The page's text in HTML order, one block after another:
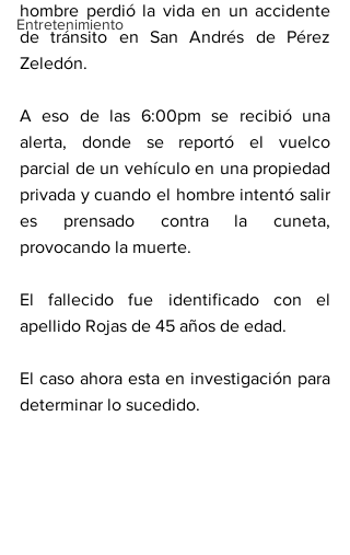
Entretenimiento
hombre perdió la vida en un accidente
de tránsito en San Andrés de Pérez
Zeledón.
A eso de las 6:00pm se recibió una
alerta, donde se reportó el vuelco
parcial de un vehículo en una propiedad
privada y cuando el hombre intentó salir
es prensado contra la cuneta,
provocando la muerte.
El fallecido fue identificado con el
apellido Rojas de 45 años de edad.
El caso ahora esta en investigación para
determinar lo sucedido.